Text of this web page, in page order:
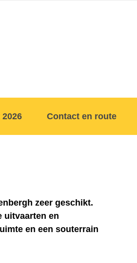
Contact en route
zeer geschikt.
uitvaarten en
en een souterrain